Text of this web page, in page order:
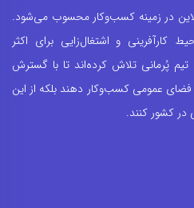
در زمینه کسب‌وکار محسوب می‌شود.
کارآفرینی و اشتغال‌زایی برای اکثر
پُرمانی تلاش کرده‌اند تا با گسترش
فضای عمومی کسب‌وکار دهند بلکه از این
در کشور کنند.